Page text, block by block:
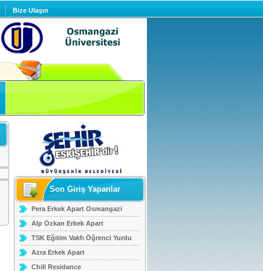
Bize Ulaşın
Son Giriş Yapanlar
Pera Erkek Apart Osmangazi
Alp Özkan Erkek Apart
TSK Eğitim Vakfı Öğrenci Yurdu
Azra Erkek Apart
Chill Residance